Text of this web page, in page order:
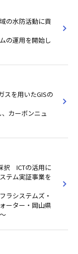
の水防活動に貢
の運用を開始し
スを用いたGISの
カーボンニュ
択 ICTの活用に
テム実証事業を
ラシステムズ・
ーター・岡山県